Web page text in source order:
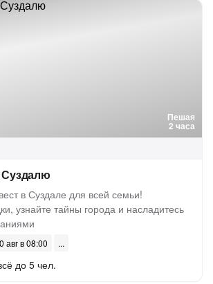
Пешая
2 часа
Суздалю
в Суздале для всей семьи!
узнайте тайны города и насладитесь
авг в 08:00
до 5 чел.